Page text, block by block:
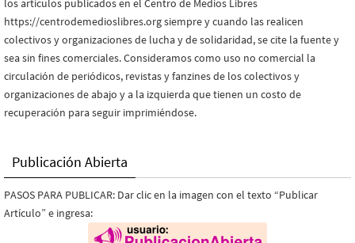
los artículos publicados en el Centro de Medios Libres
https://centrodemedioslibres.org siempre y cuando las realicen
colectivos y organizaciones de lucha y de solidaridad, se cite la fuente y
sea sin fines comerciales. Consideramos como uso no comercial la
circulación de periódicos, revistas y fanzines de los colectivos y
organizaciones de abajo y a la izquierda que tienen un costo de
recuperación para seguir imprimiéndose.
Publicación Abierta
PASOS PARA PUBLICAR: Dar clic en la imagen con el texto “Publicar
Artículo” e ingresa: